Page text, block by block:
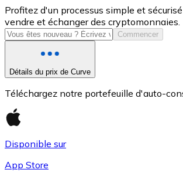
USD Coin
USDC
Profitez d'un processus simple et
vendre et échanger des cryptomonnaies.
Commencer
Détails du prix de Curve
Téléchargez notre portefeuille d'auto-
Disponible sur
App Store